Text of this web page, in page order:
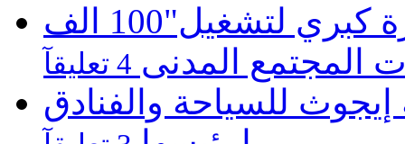
موبينيل تطلق مبادرة كبري لتشغيل"100 الف
المجتمع المدنى 4 تعليقآ
للسياحة والفنادق